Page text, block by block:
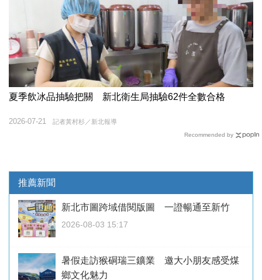
夏季飲冰品抽驗把關 新北衛生局抽驗62件全數合格
記者黃村杉／新北報導
2026-07-21
Recommended by
推薦新聞
新北市圖跨域借閱版圖 一證暢通至新竹
2026-08-03 15:17
暑假走訪猴硐瑞三鑛業 邀大小朋友感受煤
鄉文化魅力